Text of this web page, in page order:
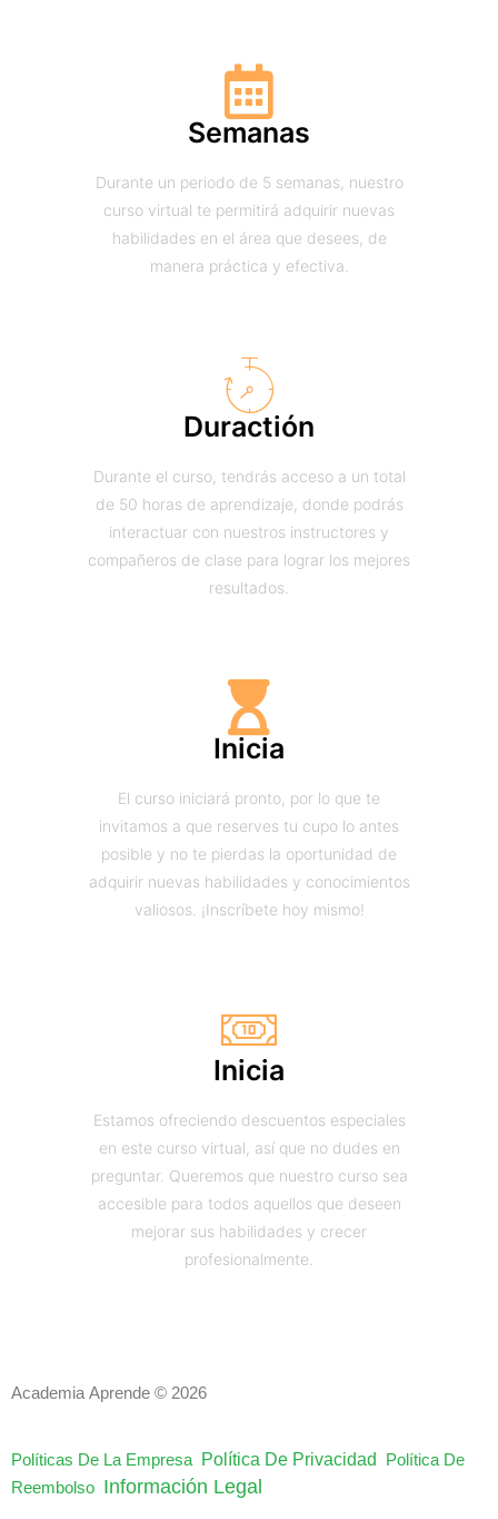
Semanas
Durante un periodo de 5 semanas, nuestro
curso virtual te permitirá adquirir nuevas
habilidades en el área que desees, de
manera práctica y efectiva.
Duractión
Durante el curso, tendrás acceso a un total
de 50 horas de aprendizaje, donde podrás
interactuar con nuestros instructores y
compañeros de clase para lograr los mejores
resultados.
Inicia
El curso iniciará pronto, por lo que te
invitamos a que reserves tu cupo lo antes
posible y no te pierdas la oportunidad de
adquirir nuevas habilidades y conocimientos
valiosos. ¡Inscríbete hoy mismo!
Inicia
Estamos ofreciendo descuentos especiales
en este curso virtual, así que no dudes en
preguntar. Queremos que nuestro curso sea
accesible para todos aquellos que deseen
mejorar sus habilidades y crecer
profesionalmente.
Academia Aprende © 2026
Políticas De La Empresa Política De Privacidad
Política De
Reembolso Información Legal